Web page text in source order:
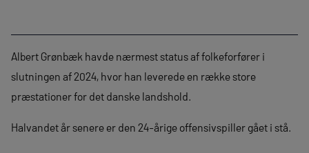
Albert Grønbæk havde nærmest status af folkeforfører i
slutningen af 2024, hvor han leverede en række store
præstationer for det danske landshold.
Halvandet år senere er den 24-årige offensivspiller gået i stå.